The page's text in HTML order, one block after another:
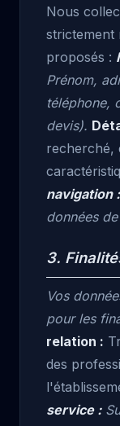
Nous
strictement
proposés :
Prénom,
téléphone,
devis).
recherché,
navigation :
données
3.
Vos
pour les
relation :
des
service :